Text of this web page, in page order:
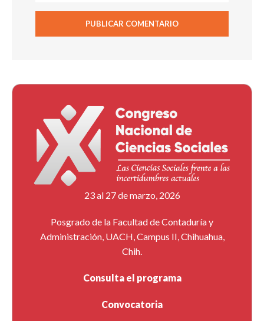
23 al 27 de marzo, 2026
Posgrado de la Facultad de Contaduría y
Administración, UACH, Campus II, Chihuahua,
Chih.
Consulta el programa
Convocatoria